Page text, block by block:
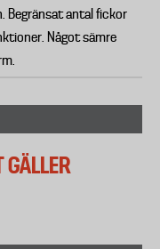
Begränsat antal fickor
Något sämre
GÄLLER